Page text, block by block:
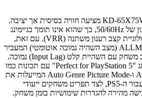
בגזרת הגיימינג, ה-KD-65X75WLAEP מציעה חוויה בסיסית אך יציבה.
מדובר במסך בעל קצב רענון של 50/60Hz, כך שהוא אינו תומך בגיימינג
ב-4K ב-120 הרץ או בטכנולוגיית קצב רענון משתנה (VRR). עם זאת,
הטלוויזיה כוללת תמיכה ב-ALLM (מצב השהיה נמוכה אוטומטי) המעביר
את המסך אוטומטית למצב משחק עם השהיית קלט (Input Lag) נמוכה.
כמו כן, היא נושאת את התג "Perfect for PlayStation 5" עם תכונות כמו
Auto HDR Tone Mapping ו-Auto Genre Picture Mode המייעלות את
הגדרות התמונה ספציפית עבור ה-PS5, לצד תפריט משחקים ייעודי